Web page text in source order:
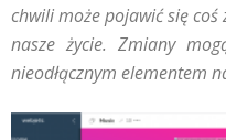
chwili może pojawić się coś
nasze życie. Zmiany
nieodłącznym elementem